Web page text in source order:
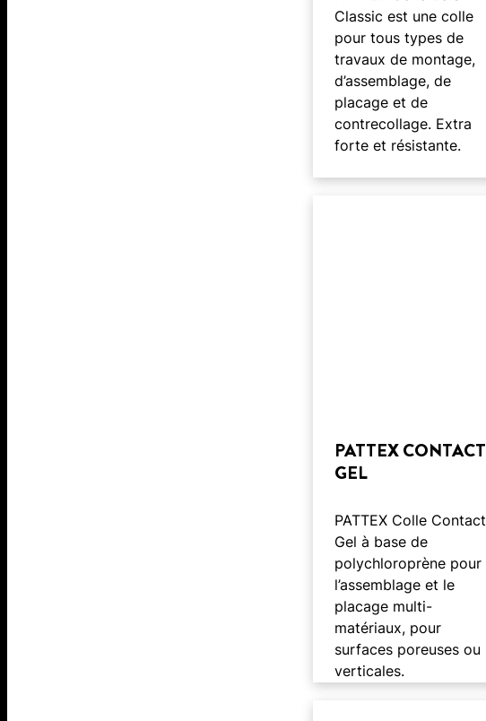
Classic est une colle
pour tous types de
travaux de montage,
d’assemblage, de
placage et de
contrecollage. Extra
forte et résistante.
PATTEX CONTACT
GEL
PATTEX Colle Contact
Gel à base de
polychloroprène pour
l’assemblage et le
placage multi-
matériaux, pour
surfaces poreuses ou
verticales.